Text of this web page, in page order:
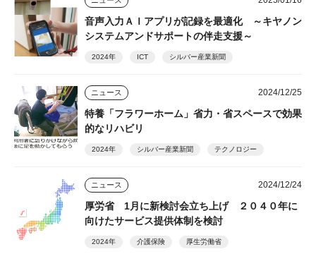
音声入力ＡＩアプリが記録を最適化 ～キヤノン
システムアンドサポートの伴走支援～
2024年 ICT シルバー産業新聞
ニュース 2024/12/25
特養「フラワーホーム」省力・省スペースで効果
的なリハビリ
2024年 シルバー産業新聞 テクノロジー
ニュース 2024/12/24
厚労省 1月に新検討会立ち上げ ２０４０年に
向けたサービス提供体制を検討
2024年 介護保険 厚生労働省